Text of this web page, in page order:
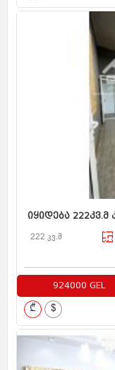
იყიდება
222 კვ.მ
924000 GEL
₾ $